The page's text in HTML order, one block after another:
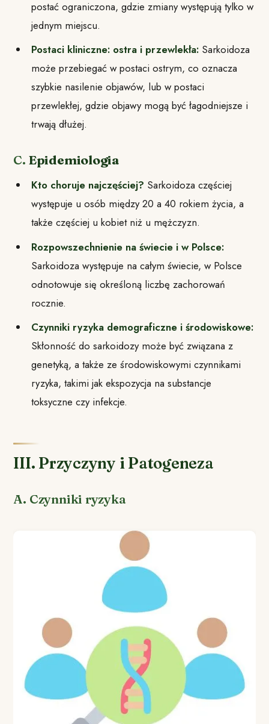
postać ograniczona, gdzie zmiany występują tylko w
jednym miejscu.
Postaci kliniczne: ostra i przewlekła: Sarkoidoza
może przebiegać w postaci ostrym, co oznacza
szybkie nasilenie objawów, lub w postaci
przewlekłej, gdzie objawy mogą być łagodniejsze i
trwają dłużej.
C. Epidemiologia
Kto choruje najczęściej? Sarkoidoza częściej
występuje u osób między 20 a 40 rokiem życia, a
także częściej u kobiet niż u mężczyzn.
Rozpowszechnienie na świecie i w Polsce:
Sarkoidoza występuje na całym świecie, w Polsce
odnotowuje się określoną liczbę zachorowań
rocznie.
Czynniki ryzyka demograficzne i środowiskowe:
Skłonność do sarkoidozy może być związana z
genetyką, a także ze środowiskowymi czynnikami
ryzyka, takimi jak ekspozycja na substancje
toksyczne czy infekcje.
III. Przyczyny i Patogeneza
A. Czynniki ryzyka